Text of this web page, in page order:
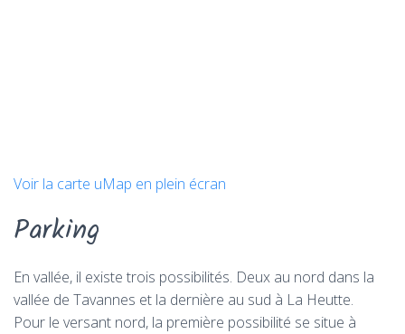
Voir la carte uMap en plein écran
Parking
En vallée, il existe trois possibilités. Deux au nord dans la
vallée de Tavannes et la dernière au sud à La Heutte.
Pour le versant nord, la première possibilité se situe à